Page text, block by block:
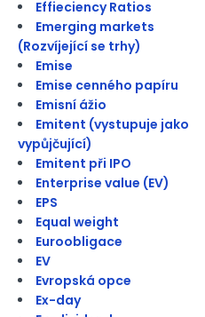
Effieciency Ratios
Emerging markets
(Rozvíjející se trhy)
Emise
Emise cenného papíru
Emisní ážio
Emitent (vystupuje jako
vypůjčující)
Emitent při IPO
Enterprise value (EV)
EPS
Equal weight
Euroobligace
EV
Evropská opce
Ex-day